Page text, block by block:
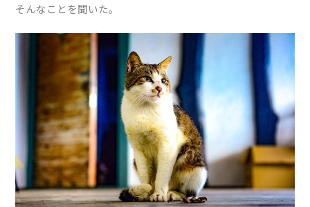
そんなことを聞いた。